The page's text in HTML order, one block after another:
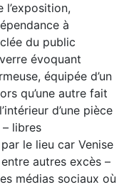
à
du public
évoquant
équipée d’un
qu’une autre fait
d’une pièce
libres
le lieu car Venise
autres excès –
médias sociaux où